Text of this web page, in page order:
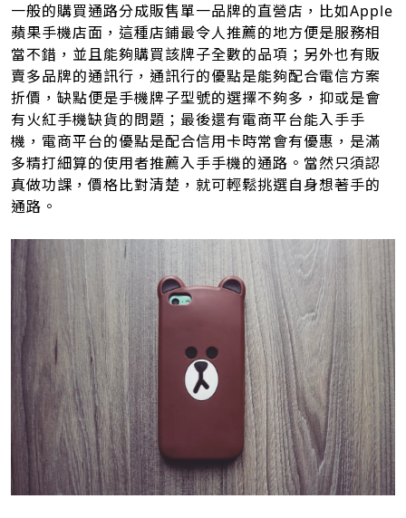
一般的購買通路分成販售單一品牌的直營店，比如Apple
蘋果手機店面，這種店鋪最令人推薦的地方便是服務相
當不錯，並且能夠購買該牌子全數的品項；另外也有販
賣多品牌的通訊行，通訊行的優點是能夠配合電信方案
折價，缺點便是手機牌子型號的選擇不夠多，抑或是會
有火紅手機缺貨的問題；最後還有電商平台能入手手
機，電商平台的優點是配合信用卡時常會有優惠，是滿
多精打細算的使用者推薦入手手機的通路。當然只須認
真做功課，價格比對清楚，就可輕鬆挑選自身想著手的
通路。